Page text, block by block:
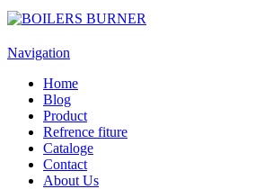
Navigation
Home
Blog
Product
Refrence fiture
Cataloge
Contact
About Us